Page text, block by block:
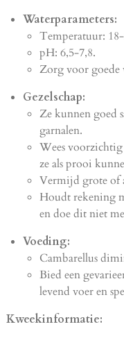
Waterparameters:
Temperatuur:
pH: 6,5-7,8.
Zorg voor goede
Gezelschap:
Ze kunnen goed
garnalen.
Wees
ze als prooi
Vermijd grote of
Houdt rekening
en doe dit niet
Voeding:
Cambarellus
Bied een
levend voer en
Kweekinformatie: